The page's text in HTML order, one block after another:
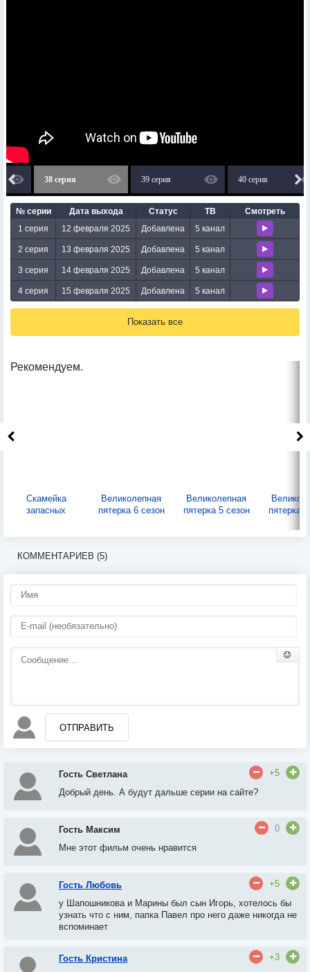
38 серия 39 серия 40 серия
№ серии Дата выхода Статус ТВ
Смотреть
1 серия
12 февраля 2025 Добавлена 5 канал
2 серия 13 февраля 2025 Добавлена 5 канал
3 серия 14 февраля 2025 Добавлена 5 канал
4 серия 15 февраля 2025 Добавлена 5 канал
Показать все
Рекомендуем.
Скамейка
запасных
Великолепная
пятерка 6 сезон
Великолепная
пятерка 5 сезон
пятерка
КОММЕНТАРИЕВ (5)
ОТПРАВИТЬ
Гость Светлана
+5
Добрый день. А будут дальше серии на сайте?
Гость Максим
0
Мне этот фильм очень нравится
Гость Любовь
+5
у Шапошникова и Марины был сын Игорь, хотелось бы
узнать что с ним, папка Павел про него даже никогда не
вспоминает
Гость Кристина
+3